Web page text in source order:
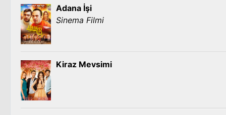
Adana İşi
Sinema Filmi
Kiraz Mevsimi